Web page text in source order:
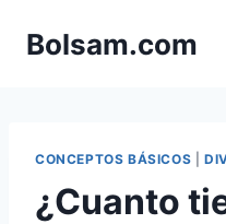
Bolsam.com
CONCEPTOS BÁSICOS
¿Cuanto